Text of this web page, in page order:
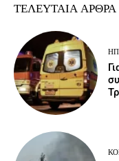
ΤΕΛΕΥΤΑΊΑ ΆΡΘΡΑ